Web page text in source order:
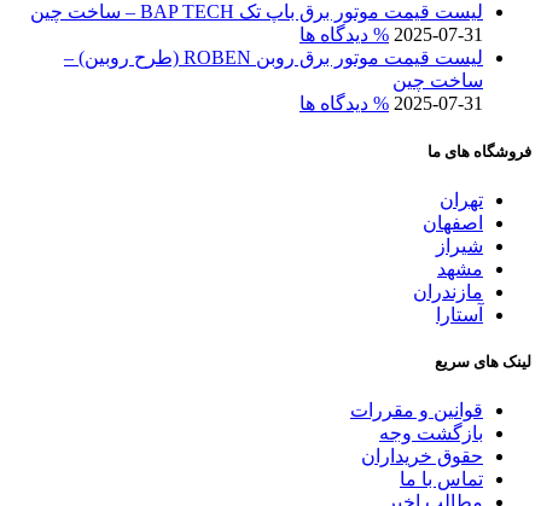
لیست قیمت موتور برق باپ تک BAP TECH – ساخت چین
2025-07-31 % دیدگاه ها
لیست قیمت موتور برق روبن ROBEN (طرح روبین) –
ساخت چین
2025-07-31 % دیدگاه ها
فروشگاه های ما
تهران
اصفهان
شیراز
مشهد
مازندران
آستارا
لینک های سریع
قوانین و مقررات
بازگشت وجه
حقوق خریداران
تماس با ما